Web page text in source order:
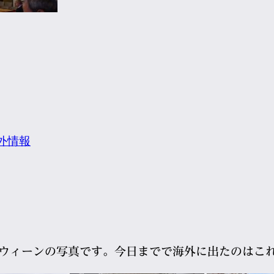
情報
ィーンの写真です。今日までで海外に出たのはこ